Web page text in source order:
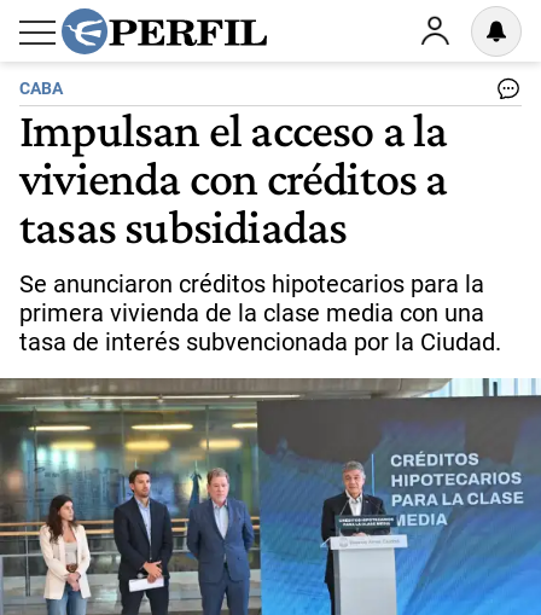
CABA
Impulsan el acceso a la
vivienda con créditos a
tasas subsidiadas
Se anunciaron créditos hipotecarios para la
primera vivienda de la clase media con una
tasa de interés subvencionada por la Ciudad.